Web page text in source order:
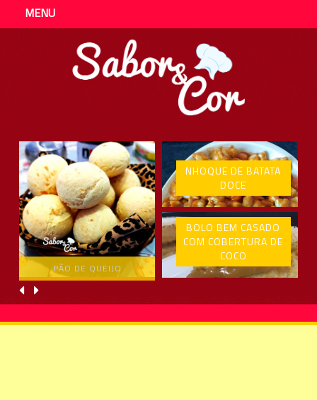
MENU
PÃO DE QUEIJO
NHOQUE DE BATATA
DOCE
BOLO BEM CASADO
COM COBERTURA DE
COCO